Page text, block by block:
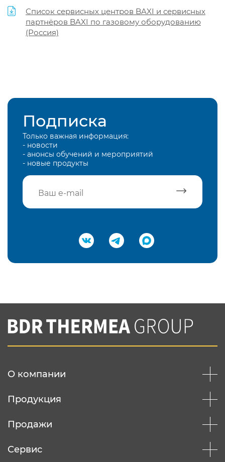
Список сервисных центров BAXI и сервисных
партнёров BAXI по газовому оборудованию
(Россия)
Подписка
Только важная информация:
- новости
- анонсы обучений и мероприятий
- новые продукты
Подтвердить e-mail
Вы соглашаетесь с нашей политикой
конфеденциальности
О компании
Продукция
Продажи
Сервис